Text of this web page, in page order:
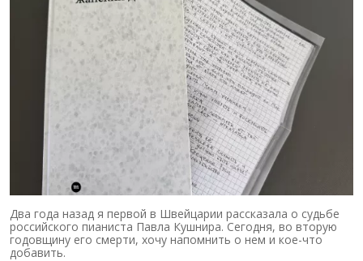
Два года назад я первой в Швейцарии рассказала о судьбе
российского пианиста Павла Кушнира. Сегодня, во вторую
годовщину его смерти, хочу напомнить о нем и кое-что
добавить.